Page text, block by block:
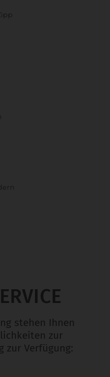
stehen Ihnen
zur
zur Verfügung: